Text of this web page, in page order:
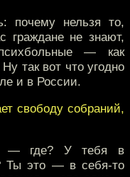
почему нельзя то,
граждане не знают,
— как
так вот что угодно
и в России.
свободу собраний,
— где? У тебя в
Ты это — в себя-то